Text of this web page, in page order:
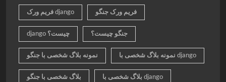
فریم ورک django فریم ورک جنگو
django چیست؟ جنگو چیست؟
نمونه بلاگ شخصی با جنگو نمونه بلاگ شخصی با django
بلاگ شخصی با جنگو بلاگ شخصی با django